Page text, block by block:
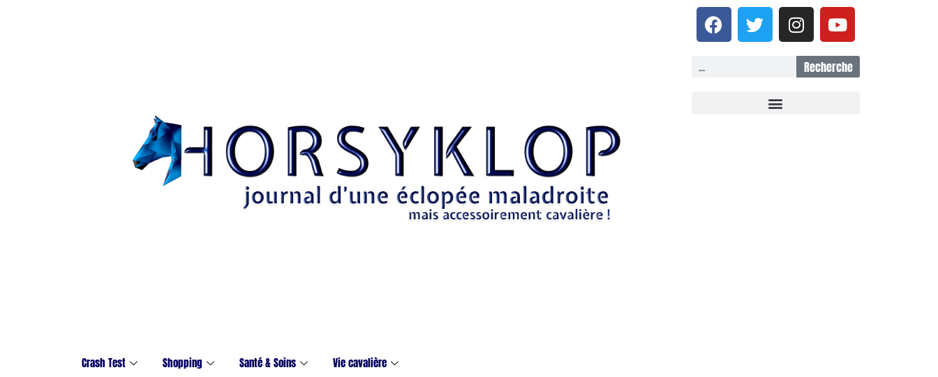
Recherche
Crash Test Shopping Santé & Soins Vie cavalière